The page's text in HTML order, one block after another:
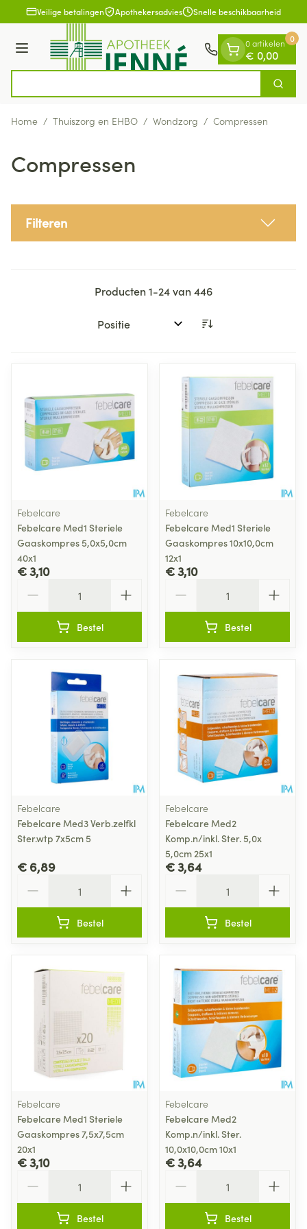
Ga naar de inhoud
1 van 1Veilige betalingen Apothekersadvies Snelle beschikbaarheid
Menu
Zoek
0 artikelen
€ 0,00
0
Home / Thuiszorg en EHBO / Wondzorg / Compressen
Compressen
Filteren
Producten1-24van446
Sorteer op:
Febelcare
Febelcare Med1 Steriele
Gaaskompres 5,0x5,0cm
40x1
€ 3,10
Bestel
Febelcare
Febelcare Med1 Steriele
Gaaskompres 10x10,0cm
12x1
€ 3,10
Bestel
Febelcare
Febelcare Med3 Verb.zelfkl
Ster.wtp 7x5cm 5
€ 6,89
Bestel
Febelcare
Febelcare Med2
Komp.n/inkl. Ster. 5,0x
5,0cm 25x1
€ 3,64
Bestel
Febelcare
Febelcare Med1 Steriele
Gaaskompres 7,5x7,5cm
20x1
€ 3,10
Bestel
Febelcare
Febelcare Med2
Komp.n/inkl. Ster.
10,0x10,0cm 10x1
€ 3,64
Bestel